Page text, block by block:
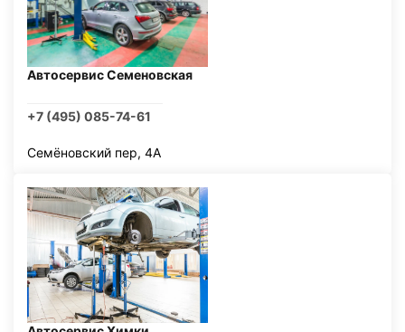
Автосервис Семеновская
+7 (495) 085-74-61
Семёновский пер, 4А